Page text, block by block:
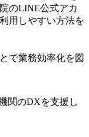
のLINE公式アカ
用しやすい方法を
で業務効率化を図
関のDXを支援し